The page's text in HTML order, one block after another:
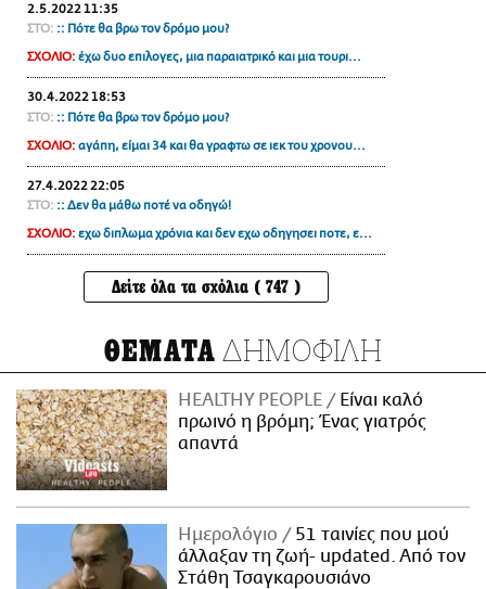
2.5.2022 11:35
ΣΤΟ: :: Πότε θα βρω τον δρόμο μου?
ΣΧΟΛΙΟ: έχω δυο επιλογες, μια παραιατρικό και μια τουρι...
30.4.2022 18:53
ΣΤΟ: :: Πότε θα βρω τον δρόμο μου?
ΣΧΟΛΙΟ: αγάπη, είμαι 34 και θα γραφτω σε ιεκ του χρονου...
27.4.2022 22:05
ΣΤΟ: :: Δεν θα μάθω ποτέ να οδηγώ!
ΣΧΟΛΙΟ: εχω διπλωμα χρόνια και δεν εχω οδηγησει ποτε, ε...
Δείτε όλα τα σχόλια ( 747 )
ΘΕΜΑΤΑ ΔΗΜΟΦΙΛΗ
HEALTHY PEOPLE
Είναι καλό
πρωινό η βρόμη; Ένας γιατρός
απαντά
Ημερολόγιο
51 ταινίες που μού
άλλαξαν τη ζωή- updated. Aπό τον
Στάθη Τσαγκαρουσιάνο